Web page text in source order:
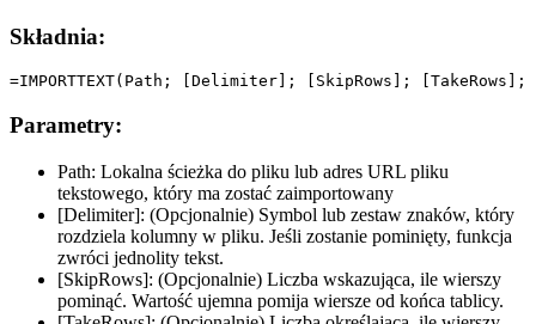
Składnia:
Parametry:
Path: Lokalna ścieżka do pliku lub adres URL pliku
tekstowego, który ma zostać zaimportowany
[Delimiter]: (Opcjonalnie) Symbol lub zestaw znaków, który
rozdziela kolumny w pliku. Jeśli zostanie pominięty, funkcja
zwróci jednolity tekst.
[SkipRows]: (Opcjonalnie) Liczba wskazująca, ile wierszy
pominąć. Wartość ujemna pomija wiersze od końca tablicy.